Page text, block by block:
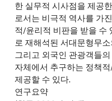
한 실무적 시사점을 제공
로서는 비극적 역사를 가
적/윤리적 비판을 받을 수
로 재해석된 서대문형무
그리고 외국인 관광객들
자체에서 추구하는 정책
제공할 수 있다.
연구요약